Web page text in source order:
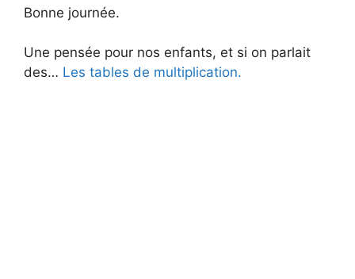
Bonne journée.
Une pensée pour nos enfants, et si on parlait
des… Les tables de multiplication.